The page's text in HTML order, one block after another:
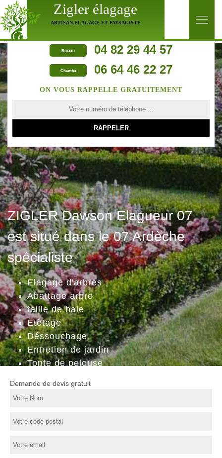
Zigler élagage
ARTISAN ELAGAGE ET PAYSAGISTE
Bureau 04 82 29 44 57
Chantier 06 64 46 22 27
ZIGLER Dawson Elagueur 07
est situé dans le 07 Ardèche
spécialiste
Elagage d'arbres
Abattage arbre
taille de haie
Etêtage
Déssouchage
Entretien de jardin
Tonte de pelouse
ON VOUS RAPPELLE GRATUITEMENT
Demande de devis gratuit